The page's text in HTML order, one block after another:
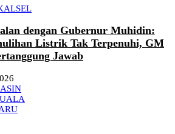
dengan Gubernur Muhidin:
Listrik Tak Terpenuhi, GM
Jawab